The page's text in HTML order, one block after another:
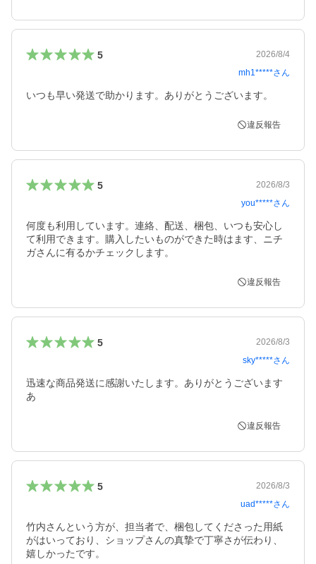
5
2026/8/4
mh1*****さん
いつも早い発送で助かります。ありがとうございます。
違反報告
5
2026/8/3
you*****さん
何度も利用しています。連絡、配送、梱包、いつも安心し
て利用できます。購入したいものができた時はます、ニチ
ガさんに有るかチェックします。
違反報告
5
2026/8/3
sky*****さん
迅速な商品発送に感謝いたします。ありがとうございます
あ
違反報告
5
2026/8/3
uad*****さん
竹内さんという方が、担当者で、梱包してくださった用紙
がはいっており、ショップさんの真摯で丁寧さが伝わり、
嬉しかったです。